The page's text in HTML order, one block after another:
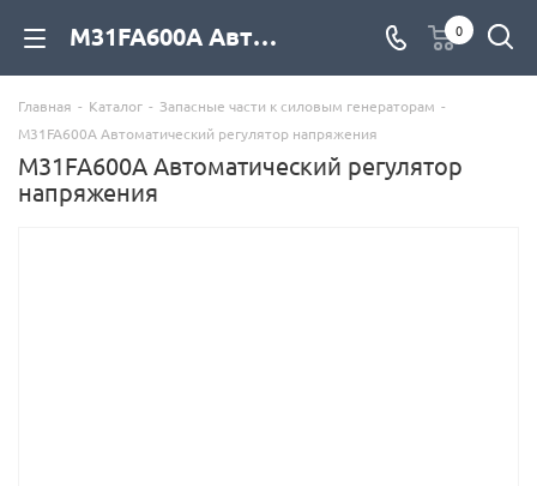
M31FA600A Автоматический регулятор напряжения купить со склада с доставкой по цене от официального дилера, фото, описание, характеристики - компания Дизель Экспорт 0
Главная - Каталог - Запасные части к силовым генераторам -
M31FA600A Автоматический регулятор напряжения
M31FA600A Автоматический регулятор
напряжения